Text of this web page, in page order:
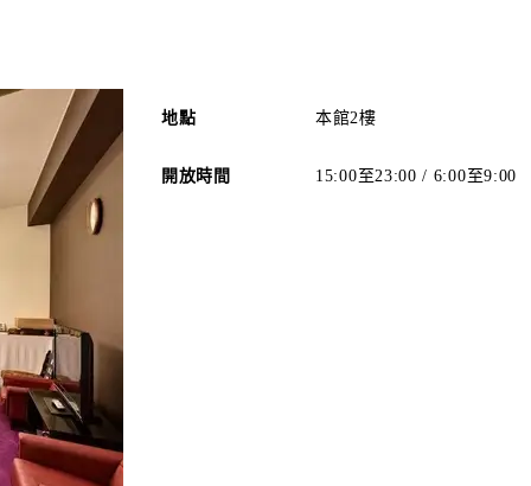
地點 本館2樓
開放時間 15:00至23:00 / 6:00至9:00